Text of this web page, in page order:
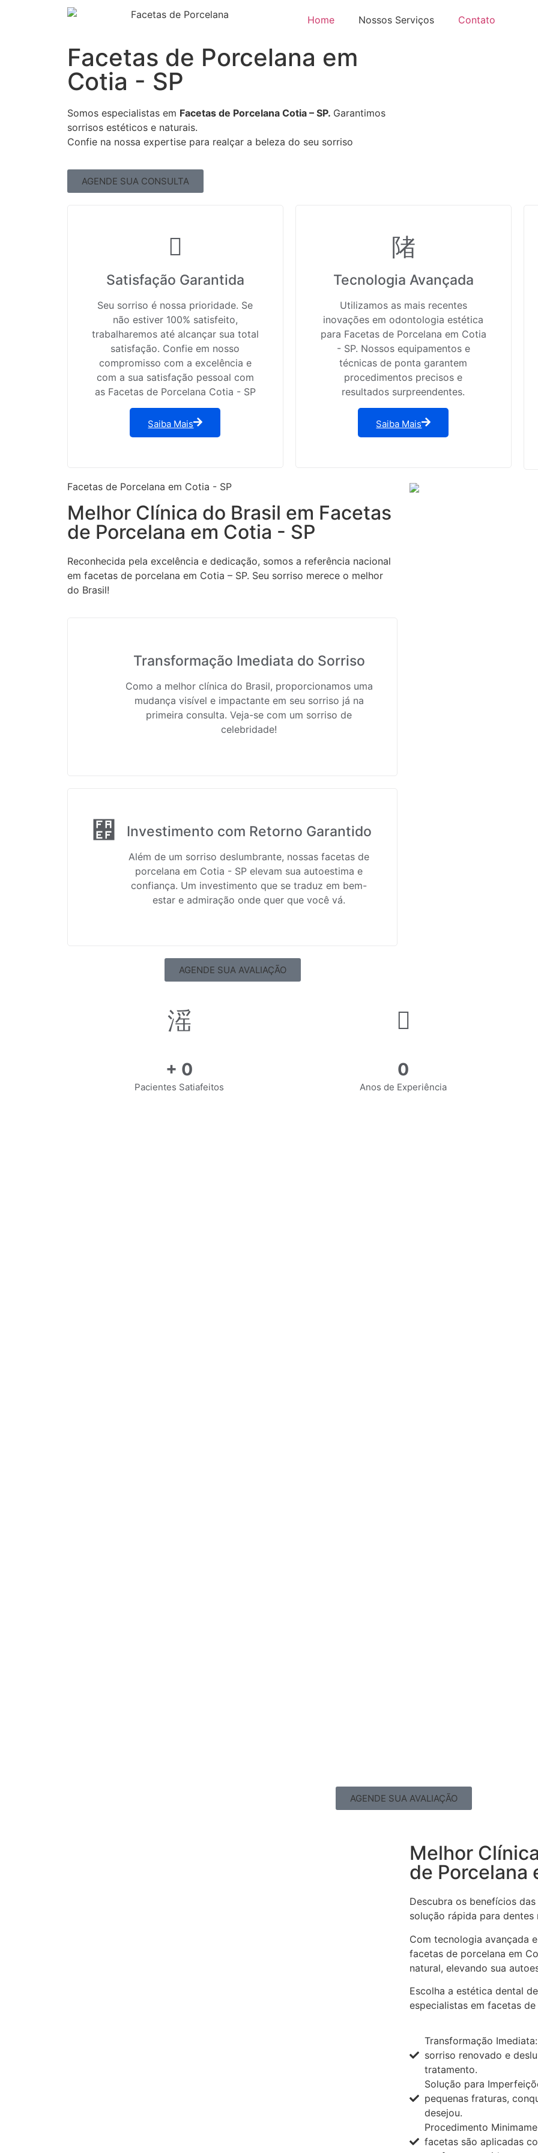
Home Nossos Serviços Contato
Facetas de Porcelana em
Cotia - SP
Somos especialistas em Facetas de Porcelana Cotia – SP. Garantimos
sorrisos estéticos e naturais.
Confie na nossa expertise para realçar a beleza do seu sorriso
AGENDE SUA CONSULTA
Satisfação Garantida
Seu sorriso é nossa prioridade. Se
não estiver 100% satisfeito,
trabalharemos até alcançar sua total
satisfação. Confie em nosso
compromisso com a excelência e
com a sua satisfação pessoal com
as Facetas de Porcelana Cotia - SP
Saiba Mais
Tecnologia Avançada
Utilizamos as mais recentes
inovações em odontologia estética
para Facetas de Porcelana em Cotia
- SP. Nossos equipamentos e
técnicas de ponta garantem
procedimentos precisos e
resultados surpreendentes.
Saiba Mais
Facetas de Porcelana em Cotia - SP
Melhor Clínica do Brasil em Facetas
de Porcelana em Cotia - SP
Reconhecida pela excelência e dedicação, somos a referência nacional
em facetas de porcelana em Cotia – SP. Seu sorriso merece o melhor
do Brasil!
Transformação Imediata do Sorriso
Como a melhor clínica do Brasil, proporcionamos uma
mudança visível e impactante em seu sorriso já na
primeira consulta. Veja-se com um sorriso de
celebridade!
Investimento com Retorno Garantido
Além de um sorriso deslumbrante, nossas facetas de
porcelana em Cotia - SP elevam sua autoestima e
confiança. Um investimento que se traduz em bem-
estar e admiração onde quer que você vá.
AGENDE SUA AVALIAÇÃO
+ 0
Pacientes Satiafeitos
0
Anos de Experiência
AGENDE SUA AVALIAÇÃO
Melhor
de Porcelana
Descubra os benefícios
solução rápida para
Com tecnologia avançada
facetas de porcelana em
natural, elevando sua
Escolha a estética dental
especialistas em facetas
Transformação
sorriso renovado e
tratamento.
Solução para
pequenas fraturas,
desejou.
Procedimento
facetas são aplicadas